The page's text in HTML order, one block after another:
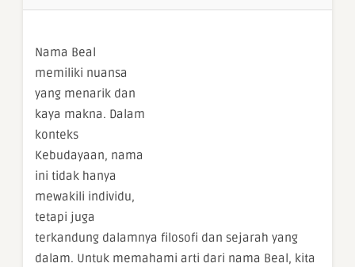
Nama Beal
memiliki nuansa
yang menarik dan
kaya makna. Dalam
konteks
Kebudayaan, nama
ini tidak hanya
mewakili individu,
tetapi juga
terkandung dalamnya filosofi dan sejarah yang
dalam. Untuk memahami arti dari nama Beal, kita